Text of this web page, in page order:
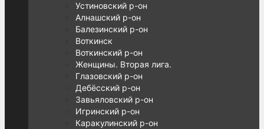
Устиновский р-он
Алнашский р-он
Балезинский р-он
Воткинск
Воткинский р-он
Женщины. Вторая лига.
Глазовский р-он
Дебёсский р-он
Завьяловский р-он
Игринский р-он
Каракулинский р-он